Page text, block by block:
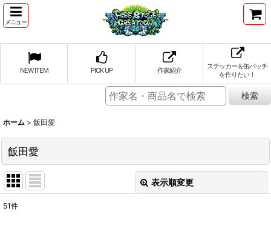
メニュー
NEW ITEM PICK UP 作家紹介
ステッカー＆缶バッチ
を作りたい！
ホーム > 飯田愛
飯田愛
表示順変更
51件